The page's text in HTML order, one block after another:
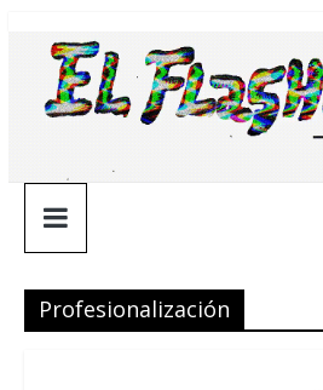
contenido
¯\_(ツ)_/
¯
Profesionalización